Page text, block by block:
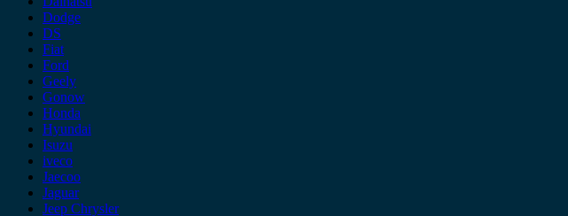
Dodge
DS
Fiat
Ford
Geely
Gonow
Honda
Hyundai
Isuzu
iveco
Jaecoo
Jaguar
Jeep Chrysler